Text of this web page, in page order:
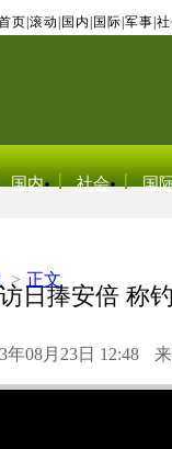
页 滚动 国内 国际 军事
国内 社会 国
> 正文
日捧安倍 称
年08月23日 12:48